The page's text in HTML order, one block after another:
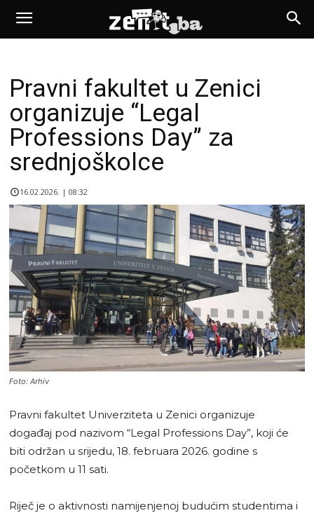
Pravni fakultet u Zenici
organizuje “Legal
Professions Day” za
srednjoškolce
16.02.2026. | 08:32
Foto: Arhiv
Pravni fakultet Univerziteta u Zenici organizuje
događaj pod nazivom “Legal Professions Day”, koji će
biti održan u srijedu, 18. februara 2026. godine s
početkom u 11 sati.
Riječ je o aktivnosti namijenjenoj budućim studentima i